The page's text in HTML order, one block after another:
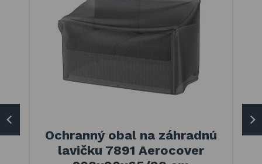
Ochranný obal na záhradnú
lavičku 7891 Aerocover